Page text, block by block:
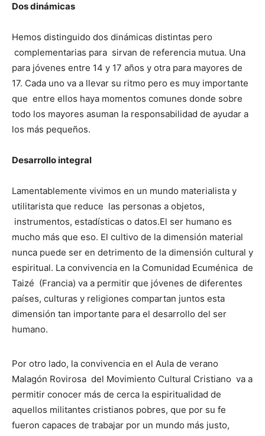
Dos dinámicas
Hemos distinguido dos dinámicas distintas pero
complementarias para sirvan de referencia mutua. Una
para jóvenes entre 14 y 17 años y otra para mayores de
17. Cada uno va a llevar su ritmo pero es muy importante
que entre ellos haya momentos comunes donde sobre
todo los mayores asuman la responsabilidad de ayudar a
los más pequeños.
Desarrollo integral
Lamentablemente vivimos en un mundo materialista y
utilitarista que reduce las personas a objetos,
instrumentos, estadísticas o datos.El ser humano es
mucho más que eso. El cultivo de la dimensión material
nunca puede ser en detrimento de la dimensión cultural y
espiritual. La convivencia en la Comunidad Ecuménica de
Taizé (Francia) va a permitir que jóvenes de diferentes
países, culturas y religiones compartan juntos esta
dimensión tan importante para el desarrollo del ser
humano.
Por otro lado, la convivencia en el Aula de verano
Malagón Rovirosa del Movimiento Cultural Cristiano va a
permitir conocer más de cerca la espiritualidad de
aquellos militantes cristianos pobres, que por su fe
fueron capaces de trabajar por un mundo más justo,